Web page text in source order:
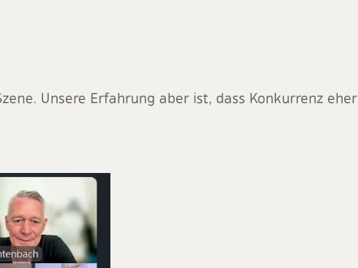
Unsere Erfahrung aber ist, dass Konkurrenz eher